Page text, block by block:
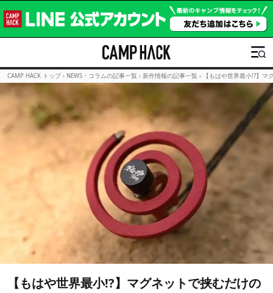
CAMP HACK トップ › NEWS・コラムの記事一覧 › 新作情報の記事一覧 › 【もはや世界最小!?】
【もはや世界最小!?】マグネットで挟むだけの